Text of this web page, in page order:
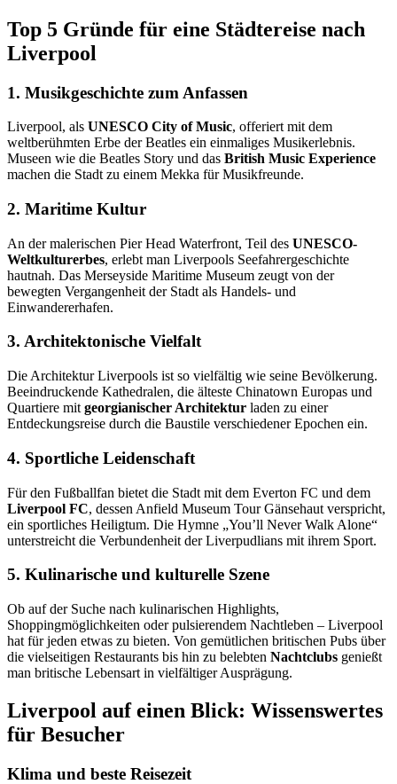
Top 5 Gründe für eine Städtereise nach
Liverpool
1. Musikgeschichte zum Anfassen
Liverpool, als UNESCO City of Music, offeriert mit dem
weltberühmten Erbe der Beatles ein einmaliges Musikerlebnis.
Museen wie die Beatles Story und das British Music Experience
machen die Stadt zu einem Mekka für Musikfreunde.
2. Maritime Kultur
An der malerischen Pier Head Waterfront, Teil des UNESCO-
Weltkulturerbes, erlebt man Liverpools Seefahrergeschichte
hautnah. Das Merseyside Maritime Museum zeugt von der
bewegten Vergangenheit der Stadt als Handels- und
Einwandererhafen.
3. Architektonische Vielfalt
Die Architektur Liverpools ist so vielfältig wie seine Bevölkerung.
Beeindruckende Kathedralen, die älteste Chinatown Europas und
Quartiere mit georgianischer Architektur laden zu einer
Entdeckungsreise durch die Baustile verschiedener Epochen ein.
4. Sportliche Leidenschaft
Für den Fußballfan bietet die Stadt mit dem Everton FC und dem
Liverpool FC, dessen Anfield Museum Tour Gänsehaut verspricht,
ein sportliches Heiligtum. Die Hymne „You’ll Never Walk Alone“
unterstreicht die Verbundenheit der Liverpudlians mit ihrem Sport.
5. Kulinarische und kulturelle Szene
Ob auf der Suche nach kulinarischen Highlights,
Shoppingmöglichkeiten oder pulsierendem Nachtleben – Liverpool
hat für jeden etwas zu bieten. Von gemütlichen britischen Pubs über
die vielseitigen Restaurants bis hin zu belebten Nachtclubs genießt
man britische Lebensart in vielfältiger Ausprägung.
Liverpool auf einen Blick: Wissenswertes
für Besucher
Klima und beste Reisezeit